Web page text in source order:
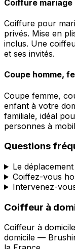
Coiffure
Coiffure pour
privés. Mise en
inclus. Une
et ses invités.
Coupe homme,
Coupe femme,
enfant à votre
familiale, idéal
personnes à
Questions
Le
Coiffez-vous
Intervenez-
Coiffeur à
Coiffeur à domicile
domicile —